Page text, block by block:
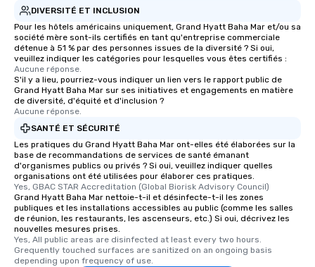
DIVERSITÉ ET INCLUSION
Pour les hôtels américains uniquement, Grand Hyatt Baha Mar et/ou sa
société mère sont-ils certifiés en tant qu'entreprise commerciale
détenue à 51 % par des personnes issues de la diversité ? Si oui,
veuillez indiquer les catégories pour lesquelles vous êtes certifiés :
Aucune réponse.
S'il y a lieu, pourriez-vous indiquer un lien vers le rapport public de
Grand Hyatt Baha Mar sur ses initiatives et engagements en matière
de diversité, d'équité et d'inclusion ?
Aucune réponse.
SANTÉ ET SÉCURITÉ
Les pratiques du Grand Hyatt Baha Mar ont-elles été élaborées sur la
base de recommandations de services de santé émanant
d'organismes publics ou privés ? Si oui, veuillez indiquer quelles
organisations ont été utilisées pour élaborer ces pratiques.
Yes, GBAC STAR Accreditation (Global Biorisk Advisory Council)
Grand Hyatt Baha Mar nettoie-t-il et désinfecte-t-il les zones
publiques et les installations accessibles au public (comme les salles
de réunion, les restaurants, les ascenseurs, etc.) Si oui, décrivez les
nouvelles mesures prises.
Yes, All public areas are disinfected at least every two hours.
Grequently touched surfaces are sanitized on an ongoing basis
depending upon frequency of use.